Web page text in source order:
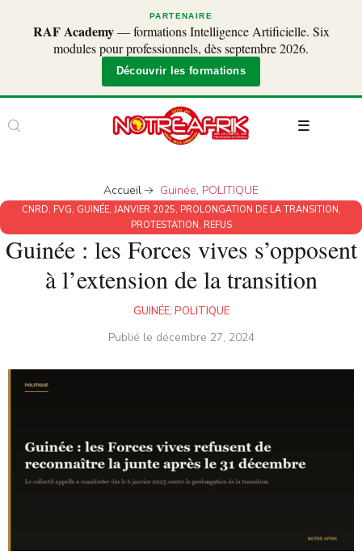
PARTENAIRE
RAF Academy— formations Intelligence Artificielle. Six
modules pour professionnels, dès septembre 2026.
Découvrir les formations
Accueil Guinée, POLITIQUE
CNRD, FVG, GUINÉE, JANVIER 2025, PROLONGATION DE LA TRANSITION,
PROTESTATION, REFUS
Guinée : les Forces vives s’opposent
à l’extension de la transition
GUINÉE, POLITIQUE
Publié le décembre 27, 2024